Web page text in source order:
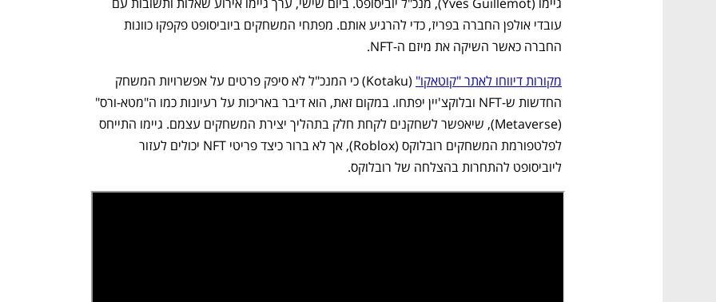
החברה כאשר השיקה את מיזם ה-NFT.
מקורות דיווחו לאתר "קוטאקו"
ליוביסופט להתחרות בהצלחה של רובלוקס.